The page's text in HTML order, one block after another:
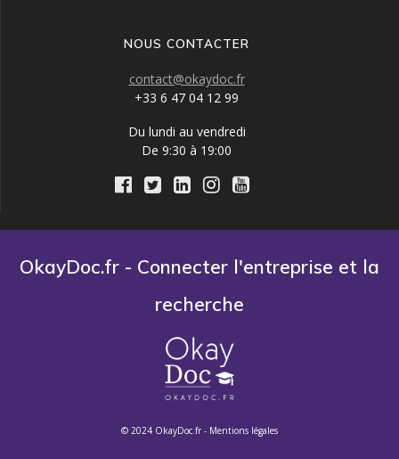
NOUS CONTACTER
contact@okaydoc.fr
+33 6 47 04 12 99
Du lundi au vendredi
De 9:30 à 19:00
OkayDoc.fr - Connecter l'entreprise et la
recherche
© 2024 OkayDoc.fr - Mentions légales